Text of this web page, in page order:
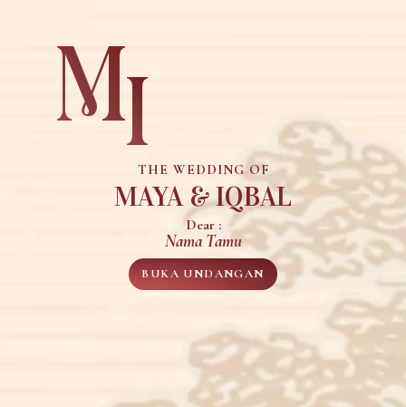
MITHE WEDDING OF
MAYA & IQBAL
Dear :
Nama Tamu
BUKA UNDANGAN